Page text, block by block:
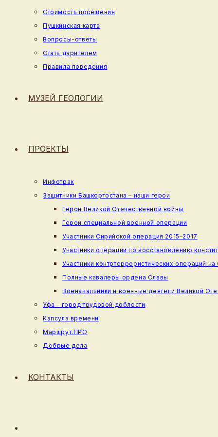
Стоимость посещения
Пушкинская карта
Вопросы-ответы
Стать дарителем
Правила поведения
МУЗЕЙ ГЕОЛОГИИ
ПРОЕКТЫ
Инфотрак
Защитники Башкортостана – наши герои
Герои Великой Отечественной войны
Герои специальной военной операции
Участники Сирийской операция 2015–2017
Участники операции по восстановлению
Участники контртеррористических операций
Полные кавалеры ордена Славы
Военачальники и военные деятели Великой
Уфа – город трудовой доблести
Капсула времени
Маршрут.ПРО
Добрые дела
КОНТАКТЫ